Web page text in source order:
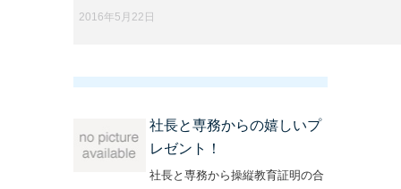
2016年5月22日
社長と専務からの嬉しいプ
レゼント！
社長と専務から操縦教育証明の合